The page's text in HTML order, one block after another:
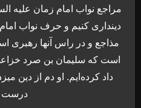
مراجع نواب امام زمان علیه
دینداری کنیم و حرف نواب
مذاجع و در راس آنها رهبری
است که سلیمان بن صرد
داد کرده‌ایم. او دم از دین
درست